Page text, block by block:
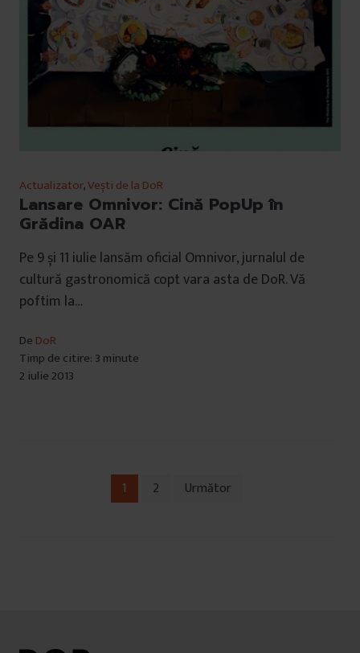
Actualizator,Vești de la DoR
Lansare Omnivor: Cină PopUp în
Grădina OAR
Pe 9 și 11 iulie lansăm oficial Omnivor, jurnalul de
cultură gastronomică copt vara asta de DoR. Vă
poftim la…
De DoR
Timp de citire: 3 minute
2 iulie 2013
Navigare
1 2 Următor